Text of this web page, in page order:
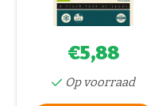
€5,88
Op voorraad